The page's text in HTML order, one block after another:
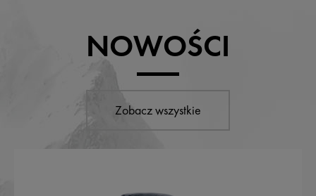
NOWOŚCI
Zobacz wszystkie